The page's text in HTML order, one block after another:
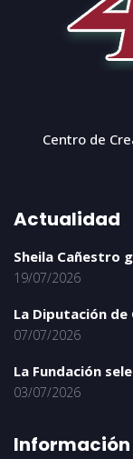
Centro de
Actualidad
Sheila Cañestro
19/07/2026
La Diputación
07/07/2026
La Fundación
03/07/2026
Información